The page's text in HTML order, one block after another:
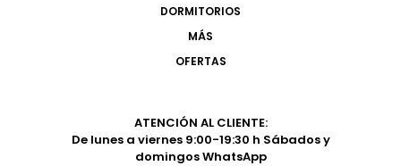
DORMITORIOS
MÁS
OFERTAS
ATENCIÓN AL CLIENTE:
De lunes a viernes 9:00-19:30 h Sábados y
domingos WhatsApp